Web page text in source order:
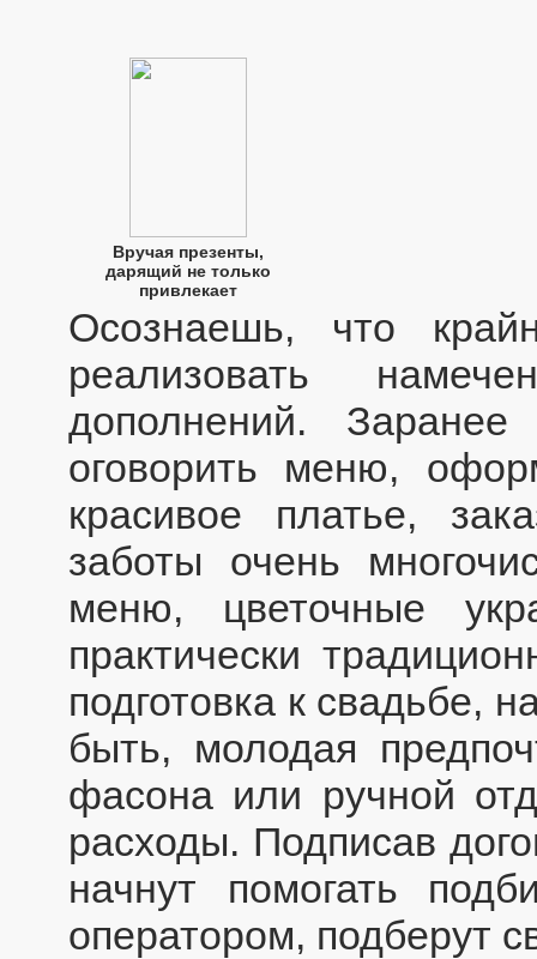
Вручая презенты,
дарящий не только
привлекает
Осознаешь, что
реализовать
дополнений.
оговорить меню,
красивое платье,
заботы очень
меню, цветочные
практически
подготовка к свадьбе,
быть, молодая
фасона или ручной
расходы. Подписав
начнут помогать
оператором, подберут